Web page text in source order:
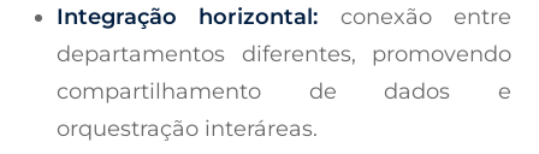
Integração horizontal: conexão entre
departamentos diferentes, promovendo
compartilhamento de dados e
orquestração interáreas.